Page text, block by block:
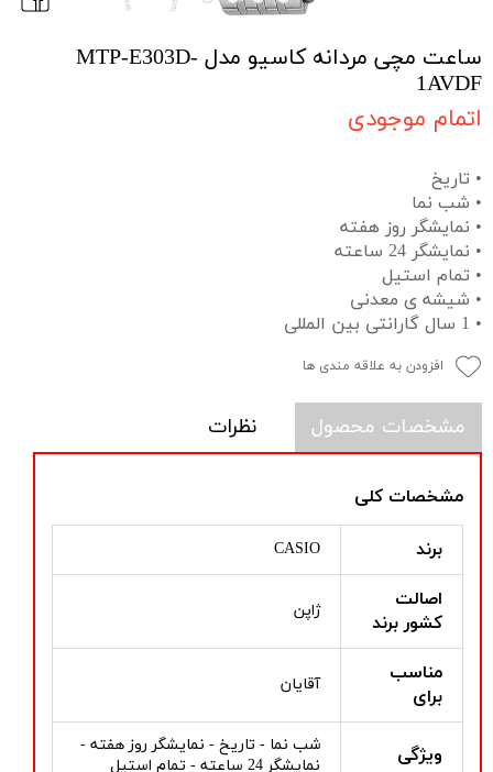
ساعت مچی مردانه کاسیو مدل MTP-E303D-
1AVDF
اتمام موجودی
• تاریخ
• شب نما
• نمایشگر روز هفته
• نمایشگر 24 ساعته
• تمام استیل
• شیشه ی معدنی
• 1 سال گارانتی بین المللی
افزودن به علاقه مندی ها
مشخصات محصول نظرات
مشخصات کلی
برند CASIO
اصالت
کشور برند
ژاپن
مناسب
برای
آقایان
ویژگی
شب نما - تاریخ - نمایشگر روز هفته -
نمایشگر 24 ساعته - تمام استیل